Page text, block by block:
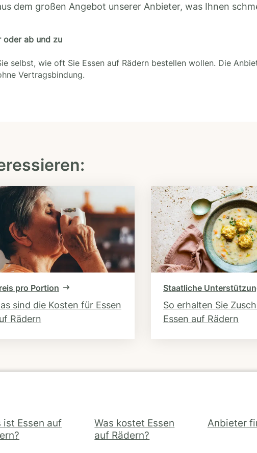
dem großen Angebot unserer Anbieter, was Ihnen
oder ab und zu
selbst, wie oft Sie Essen auf Rädern bestellen wollen. Die
Vertragsbindung.
pro Portion
sind die Kosten für Essen
Rädern
Staatliche
So erhalten Sie
Essen auf Rädern
ist Essen auf
Was kostet Essen
auf Rädern?
Anbieter